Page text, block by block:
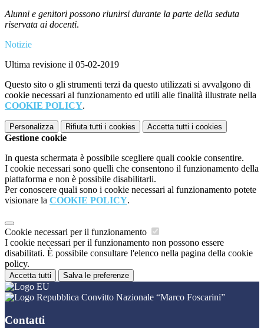
Alunni e genitori possono riunirsi durante la parte della seduta
riservata ai docenti.
Notizie
Ultima revisione il 05-02-2019
Questo sito o gli strumenti terzi da questo utilizzati si avvalgono di
cookie necessari al funzionamento ed utili alle finalità illustrate nella
COOKIE POLICY.
Personalizza Rifiuta tutti i cookies Accetta tutti i cookies
Gestione cookie
In questa schermata è possibile scegliere quali cookie consentire.
I cookie necessari sono quelli che consentono il funzionamento della
piattaforma e non è possibile disabilitarli.
Per conoscere quali sono i cookie necessari al funzionamento potete
visionare la COOKIE POLICY.
Cookie necessari per il funzionamento
I cookie necessari per il funzionamento non possono essere
disabilitati. È possibile consultare l'elenco nella pagina della cookie
policy.
Accetta tutti Salva le preferenze
Convitto Nazionale “Marco Foscarini”
Contatti